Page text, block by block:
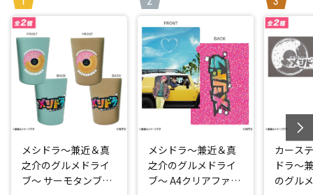
メシドラ～兼近＆真
之介のグルメドライ
ブ～ サーモタンブラ
メシドラ～兼近＆真
之介のグルメドライ
ブ～ A4クリアファイ
カース
ドラ～
のグル